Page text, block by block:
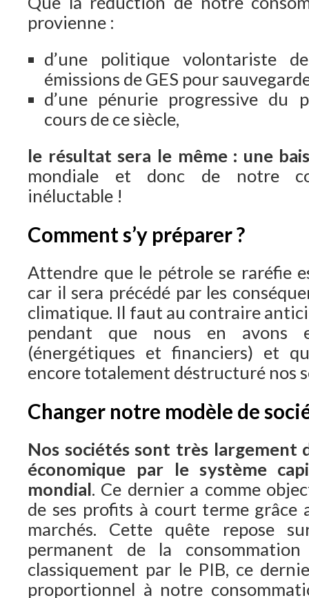
provienne :
d’une politique volontariste
émissions de GES pour
d’une pénurie progressive du
cours de ce siècle,
le résultat sera le même : une
mondiale et donc de notre
inéluctable !
Comment s’y préparer ?
Attendre que le pétrole se raréfie
car il sera précédé par les
climatique. Il faut au contraire
pendant que nous en avons
(énergétiques et financiers) et
encore totalement déstructuré nos
Changer notre modèle de
Nos sociétés sont très largement
économique par le système
mondial. Ce dernier a comme
de ses profits à court terme grâce
marchés. Cette quête repose
permanent de la
classiquement par le PIB, ce
proportionnel à notre